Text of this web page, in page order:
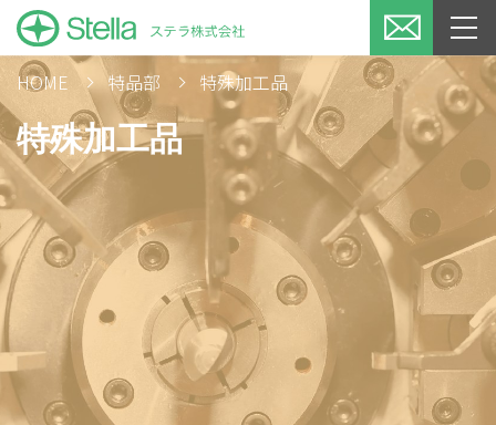
HOME 特品部 特殊加工品
特殊加工品